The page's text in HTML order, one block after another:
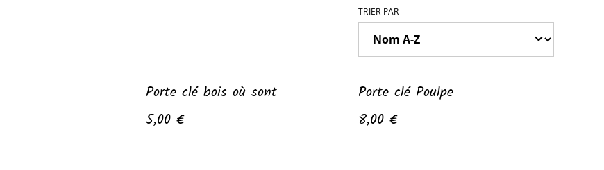
TRIER PAR
Porte clé bois où sont
5,00 €
Porte clé Poulpe
8,00 €